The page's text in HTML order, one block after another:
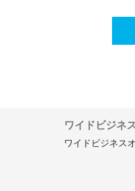
ワイドビジネ
ワイドビジネス